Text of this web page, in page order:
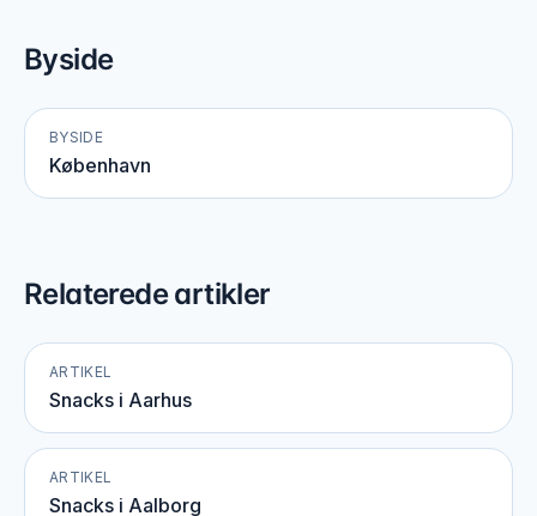
Byside
BYSIDE
København
Relaterede artikler
ARTIKEL
Snacks i Aarhus
ARTIKEL
Snacks i Aalborg